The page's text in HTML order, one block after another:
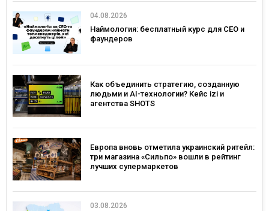
04.08.2026
Наймология: бесплатный курс для CEO и
фаундеров
Как объединить стратегию, созданную
людьми и AI-технологии? Кейс izi и
агентства SHOTS
Европа вновь отметила украинский ритейл:
три магазина «Сильпо» вошли в рейтинг
лучших супермаркетов
03.08.2026